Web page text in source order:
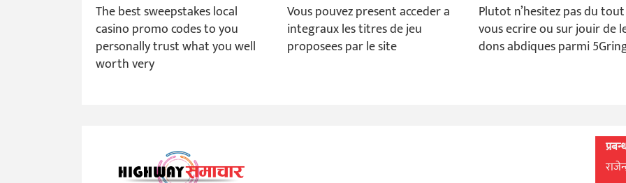
The best sweepstakes local
casino promo codes to you
personally trust what you well
worth very
Vous pouvez present acceder a
integraux les titres de jeu
proposees par le site
Plutot n’hesitez pas du
vous ecrire ou sur jouir de
dons abdiques parmi